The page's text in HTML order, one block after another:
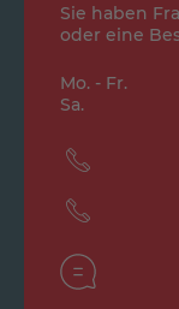
Sie haben
oder eine
Mo. - Fr.
Sa.